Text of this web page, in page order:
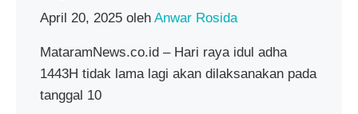
April 20, 2025 oleh Anwar Rosida
MataramNews.co.id – Hari raya idul adha
1443H tidak lama lagi akan dilaksanakan pada
tanggal 10